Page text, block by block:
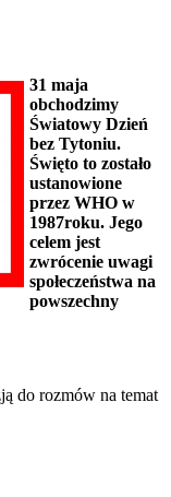
31 maja
obchodzimy
Światowy Dzień
bez Tytoniu.
Święto to zostało
ustanowione
przez WHO w
1987roku. Jego
celem jest
zwrócenie uwagi
społeczeństwa na
powszechny
do rozmów na temat